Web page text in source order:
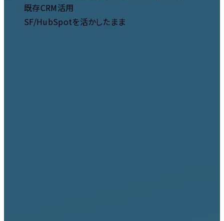
既存CRM活用
SF/HubSpotを活かしたまま